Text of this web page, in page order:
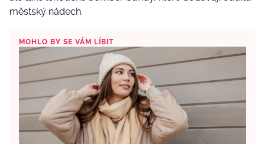
městský nádech.
MOHLO BY SE VÁM LÍBIT